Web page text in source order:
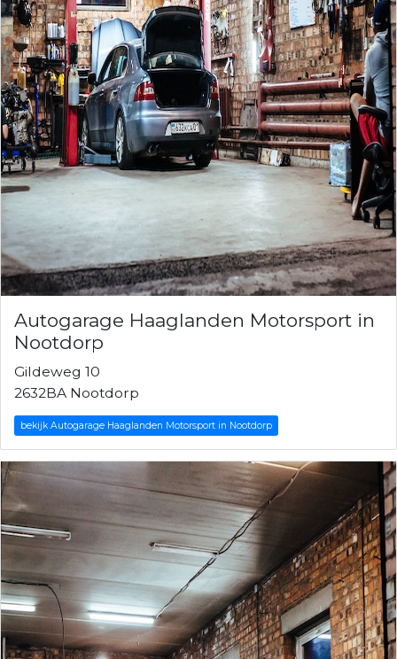
Autogarage Haaglanden Motorsport in
Nootdorp
Gildeweg 10
2632BA Nootdorp
bekijk Autogarage Haaglanden Motorsport in Nootdorp